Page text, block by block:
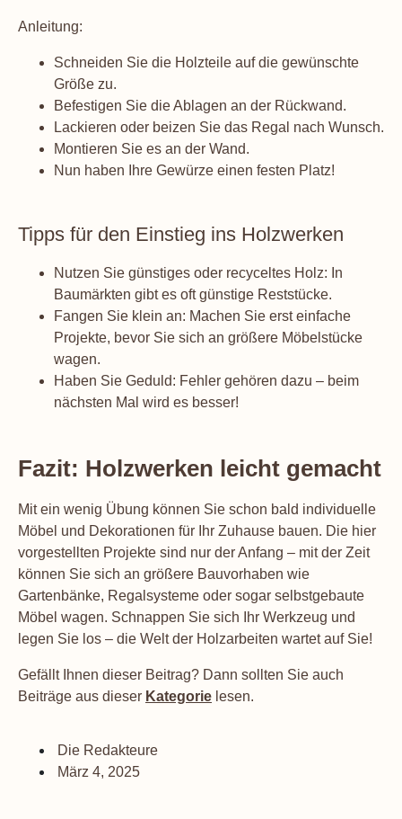
Anleitung:
Schneiden Sie die Holzteile auf die gewünschte
Größe zu.
Befestigen Sie die Ablagen an der Rückwand.
Lackieren oder beizen Sie das Regal nach Wunsch.
Montieren Sie es an der Wand.
Nun haben Ihre Gewürze einen festen Platz!
Tipps für den Einstieg ins Holzwerken
Nutzen Sie günstiges oder recyceltes Holz: In
Baumärkten gibt es oft günstige Reststücke.
Fangen Sie klein an: Machen Sie erst einfache
Projekte, bevor Sie sich an größere Möbelstücke
wagen.
Haben Sie Geduld: Fehler gehören dazu – beim
nächsten Mal wird es besser!
Fazit: Holzwerken leicht gemacht
Mit ein wenig Übung können Sie schon bald individuelle
Möbel und Dekorationen für Ihr Zuhause bauen. Die hier
vorgestellten Projekte sind nur der Anfang – mit der Zeit
können Sie sich an größere Bauvorhaben wie
Gartenbänke, Regalsysteme oder sogar selbstgebaute
Möbel wagen. Schnappen Sie sich Ihr Werkzeug und
legen Sie los – die Welt der Holzarbeiten wartet auf Sie!
Gefällt Ihnen dieser Beitrag? Dann sollten Sie auch
Beiträge aus dieser Kategorie lesen.
Die Redakteure
März 4, 2025